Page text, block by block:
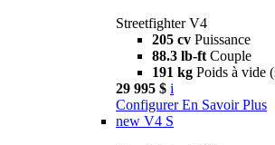
Streetfighter V4
205 cv Puissance
88.3 lb-ft Couple
191 kg Poids à vide
29 995 $ i
Configurer En Savoir Plus
new V4 S